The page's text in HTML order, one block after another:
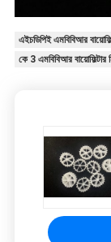
এইচডিপিই এমবিবিআর
কে 3 এমবিবিআর বায়োফিল্টার